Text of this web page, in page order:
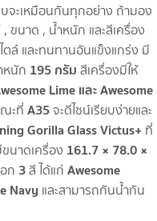
จะเหมือนกันทุกอย่าง ถ้ามอง
ขนาด , น้ำหนัก และสีเครื่อง
ล์ และทนทานอันแข็งแกร่ง มี
หนัก 195 กรัม สีเครื่องมีให้
Lime และ Awesome
ะที่ A35จะดีไซน์เรียบง่ายและ
Gorilla Glass Victus+ ที่
นาดเครื่อง 161.7 × 78.0 ×
ก 3สี ได้แก่ Awesome
Navy และสามารถกันน้ำกัน